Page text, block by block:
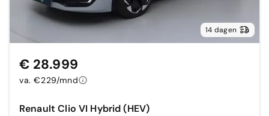
14 dagen
Renault Clio VI Hybrid (HEV)
€ 28.999
va. €229/mnd